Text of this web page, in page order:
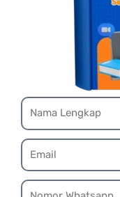
Name
Email
Whatsapp